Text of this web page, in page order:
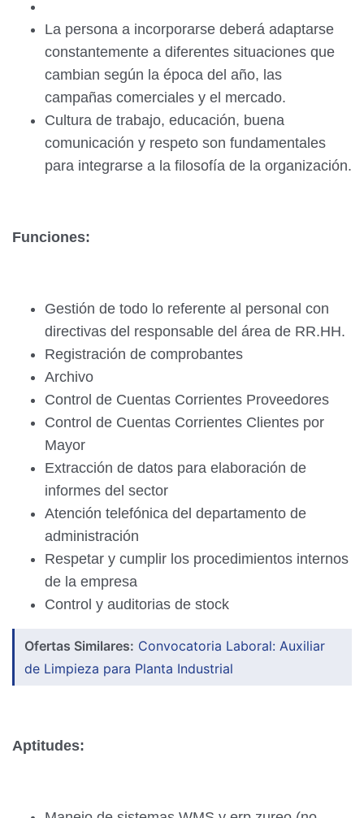
La persona a incorporarse deberá adaptarse
constantemente a diferentes situaciones que
cambian según la época del año, las
campañas comerciales y el mercado.
Cultura de trabajo, educación, buena
comunicación y respeto son fundamentales
para integrarse a la filosofía de la organización.
Funciones:
Gestión de todo lo referente al personal con
directivas del responsable del área de RR.HH.
Registración de comprobantes
Archivo
Control de Cuentas Corrientes Proveedores
Control de Cuentas Corrientes Clientes por
Mayor
Extracción de datos para elaboración de
informes del sector
Atención telefónica del departamento de
administración
Respetar y cumplir los procedimientos internos
de la empresa
Control y auditorias de stock
Ofertas Similares: Convocatoria Laboral: Auxiliar
de Limpieza para Planta Industrial
Aptitudes: